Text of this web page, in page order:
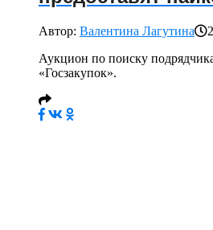
Автор: Валентина Лагутина
Аукцион по поиску
«Госзакупок».